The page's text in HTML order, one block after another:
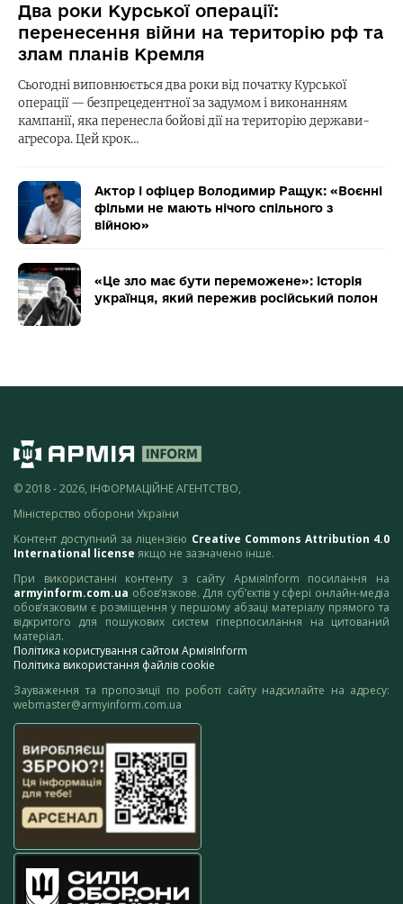
Два роки Курської операції:
перенесення війни на територію рф та
злам планів Кремля
Сьогодні виповнюється два роки від початку Курської
операції — безпрецедентної за задумом і виконанням
кампанії, яка перенесла бойові дії на територію держави-
агресора. Цей крок…
Актор і офіцер Володимир Ращук: «Воєнні
фільми не мають нічого спільного з
війною»
«Це зло має бути переможене»: історія
українця, який пережив російський полон
© 2018 - 2026, ІНФОРМАЦІЙНЕ АГЕНТСТВО,
Міністерство оборони України
Контент доступний за ліцензією Creative Commons Attribution 4.0
International license якщо не зазначено інше.
При використанні контенту з сайту АрміяInform посилання на
armyinform.com.ua обов’язкове. Для суб’єктів у сфері онлайн-медіа
обов’язковим є розміщення у першому абзаці матеріалу прямого та
відкритого для пошукових систем гіперпосилання на цитований
матеріал.
Політика користування сайтом АрміяInform
Політика використання файлів cookie
Зауваження та пропозиції по роботі сайту надсилайте на адресу:
webmaster@armyinform.com.ua